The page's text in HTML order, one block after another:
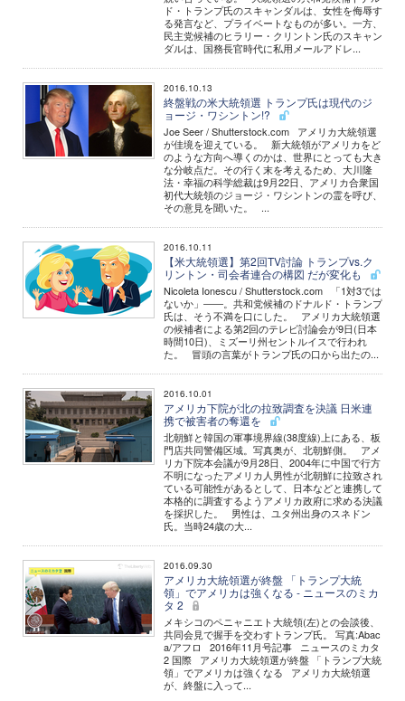
ド・トランプ氏のスキャンダルは、女性を侮辱す
る発言など、プライベートなものが多い。一方、
民主党候補のヒラリー・クリントン氏のスキャン
ダルは、国務長官時代に私用メールアドレ...
2016.10.13
終盤戦の米大統領選 トランプ氏は現代のジ
ョージ・ワシントン!?
Joe Seer / Shutterstock.com アメリカ大統領選
が佳境を迎えている。 新大統領がアメリカをど
のような方向へ導くのかは、世界にとっても大き
な分岐点だ。その行く末を考えるため、大川隆
法・幸福の科学総裁は9月22日、アメリカ合衆国
初代大統領のジョージ・ワシントンの霊を呼び、
その意見を聞いた。 ...
2016.10.11
【米大統領選】第2回TV討論 トランプvs.ク
リントン・司会者連合の構図 だが変化も
Nicoleta Ionescu / Shutterstock.com 「1対3では
ないか」――。共和党候補のドナルド・トランプ
氏は、そう不満を口にした。 アメリカ大統領選
の候補者による第2回のテレビ討論会が9日(日本
時間10日)、ミズーリ州セントルイスで行われ
た。 冒頭の言葉がトランプ氏の口から出たの...
2016.10.01
アメリカ下院が北の拉致調査を決議 日米連
携で被害者の奪還を
北朝鮮と韓国の軍事境界線(38度線)上にある、板
門店共同警備区域。写真奥が、北朝鮮側。 アメ
リカ下院本会議が9月28日、2004年に中国で行方
不明になったアメリカ人男性が北朝鮮に拉致され
ている可能性があるとして、日本などと連携して
本格的に調査するようアメリカ政府に求める決議
を採択した。 男性は、ユタ州出身のスネドン
氏。当時24歳の大...
2016.09.30
アメリカ大統領選が終盤 「トランプ大統
領」でアメリカは強くなる - ニュースのミカ
タ 2
メキシコのペニャニエト大統領(左)との会談後、
共同会見で握手を交わすトランプ氏。 写真:Abac
a/アフロ 2016年11月号記事 ニュースのミカタ
2 国際 アメリカ大統領選が終盤 「トランプ大統
領」でアメリカは強くなる アメリカ大統領選
が、終盤に入って...